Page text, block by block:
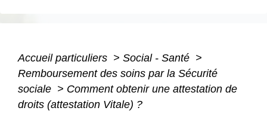
Accueil particuliers > Social - Santé >
Remboursement des soins par la Sécurité
sociale > Comment obtenir une attestation de
droits (attestation Vitale) ?